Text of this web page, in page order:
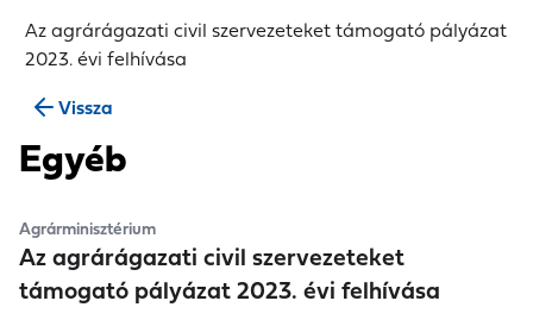
Az agrárágazati civil szervezeteket támogató pályázat
2023. évi felhívása
Vissza
Egyéb
Agrárminisztérium
Az agrárágazati civil szervezeteket
támogató pályázat 2023. évi felhívása